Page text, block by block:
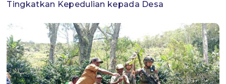
Tingkatkan Kepedulian kepada Desa